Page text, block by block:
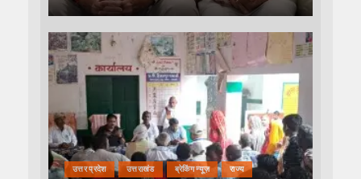
उत्तर प्रदेश उत्तराखंड ब्रेकिंग न्यूज़ राज्य